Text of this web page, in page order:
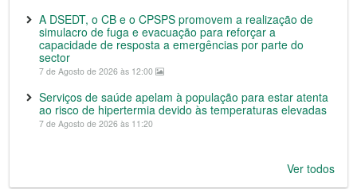
A DSEDT, o CB e o CPSPS promovem a realização de
simulacro de fuga e evacuação para reforçar a
capacidade de resposta a emergências por parte do
sector
7 de Agosto de 2026 às 12:00
Serviços de saúde apelam à população para estar atenta
ao risco de hipertermia devido às temperaturas elevadas
7 de Agosto de 2026 às 11:20
Ver todos